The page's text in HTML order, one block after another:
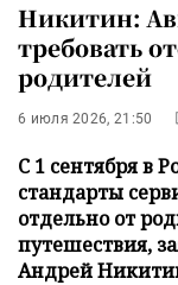
Никитин:
требовать
родителей
6 июля 2026, 21:50
С 1 сентября в
стандарты
отдельно от
путешествия,
Андрей